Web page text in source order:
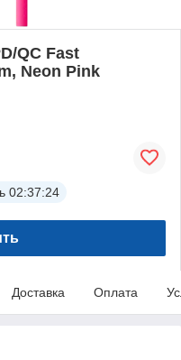
QC Fast
Neon Pink
02:37:24
Доставка Оплата